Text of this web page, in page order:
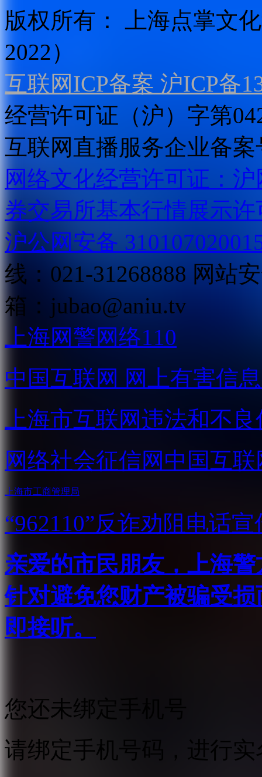
版权所有：
上海点掌文
2022）
互联网ICP备案 沪ICP备
经营许可证（沪）字第
互联网直播服务企业备案
网络文化经营许可证：
券交易所基本行情展示许
沪公网安备
线：021-31268888 网站
箱： jubao@aniu.tv
上海网警网络110
中国互联网 网上有害信
上海市互联网违法和不
网络社会征信网 中国互
上海市工商管理局
“962110”反诈劝阻电话宣
亲爱的市民朋友，上海
针对避免您财产被骗受
即接听。
您还未绑定手机号
请绑定手机号码，进行